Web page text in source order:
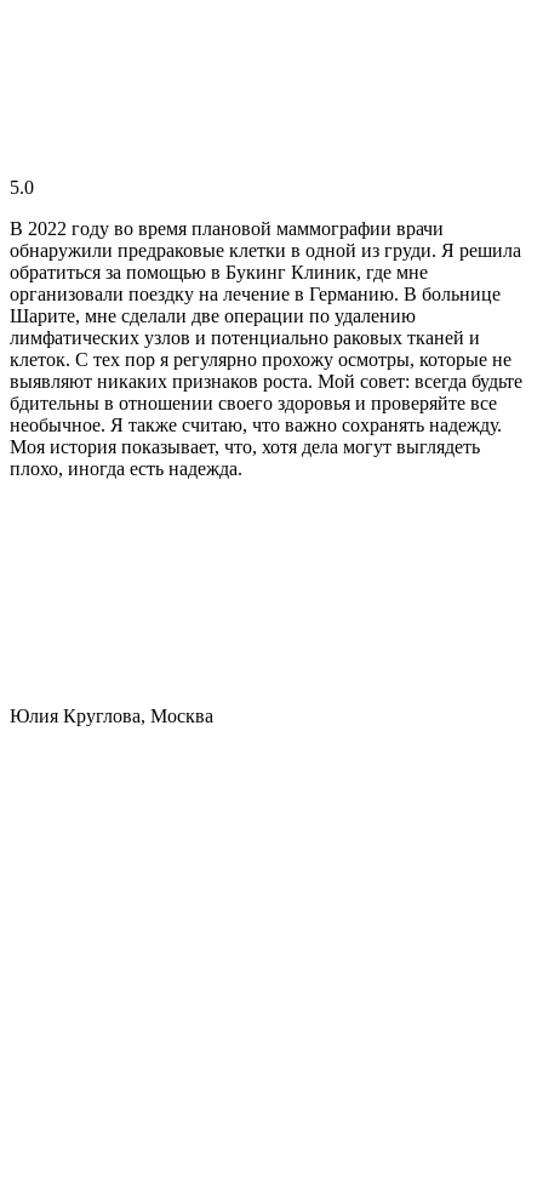
5.0
В 2022 году во время плановой маммографии врачи
обнаружили предраковые клетки в одной из груди. Я решила
обратиться за помощью в Букинг Клиник, где мне
организовали поездку на лечение в Германию. В больнице
Шарите, мне сделали две операции по удалению
лимфатических узлов и потенциально раковых тканей и
клеток. С тех пор я регулярно прохожу осмотры, которые не
выявляют никаких признаков роста. Мой совет: всегда будьте
бдительны в отношении своего здоровья и проверяйте все
необычное. Я также считаю, что важно сохранять надежду.
Моя история показывает, что, хотя дела могут выглядеть
плохо, иногда есть надежда.
Юлия Круглова, Москва